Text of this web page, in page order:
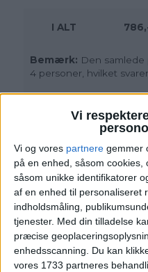
Vi
Vi og vores partnere gemmer
på en enhed, såsom
såsom unikke identifikatorer
af en enhed til personaliseret
indholdsmåling,
tjenester. Med din tilladelse
præcise
enhedsscanning. Du kan
vores 1733 partneres
I ALT
Bemærk: Den samlede
4 personer, hvilket
hos parkenog koster i
for 2 voksne og 2 børn,